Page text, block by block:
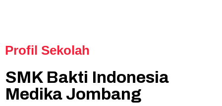
Profil Sekolah
SMK Bakti Indonesia
Medika Jombang